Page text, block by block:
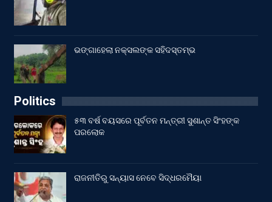
ଭଙ୍ଗାହେଲା ନକ୍ସଲଙ୍କ ସହିଦସ୍ତମ୍ଭ
Politics
୫୩ ବର୍ଷ ବୟସରେ ପୂର୍ବତନ ମନ୍ତ୍ରୀ ସୁଶାନ୍ତ ସିଂହଙ୍କ
ପରଲୋକ
ରାଜନୀତିରୁ ସନ୍ୟାସ ନେବେ ସିଦ୍ଧରମୈୟା